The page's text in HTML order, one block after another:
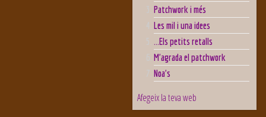
Patchwork i més
Les mil i una idees
...Els petits retalls
M'agrada el patchwork
Noa's
Afegeix la teva web